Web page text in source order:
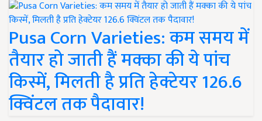
Pusa Corn Varieties: कम समय में
तैयार हो जाती हैं मक्का की ये पांच
किस्में, मिलती है प्रति हेक्टेयर 126.6
क्विंटल तक पैदावार!